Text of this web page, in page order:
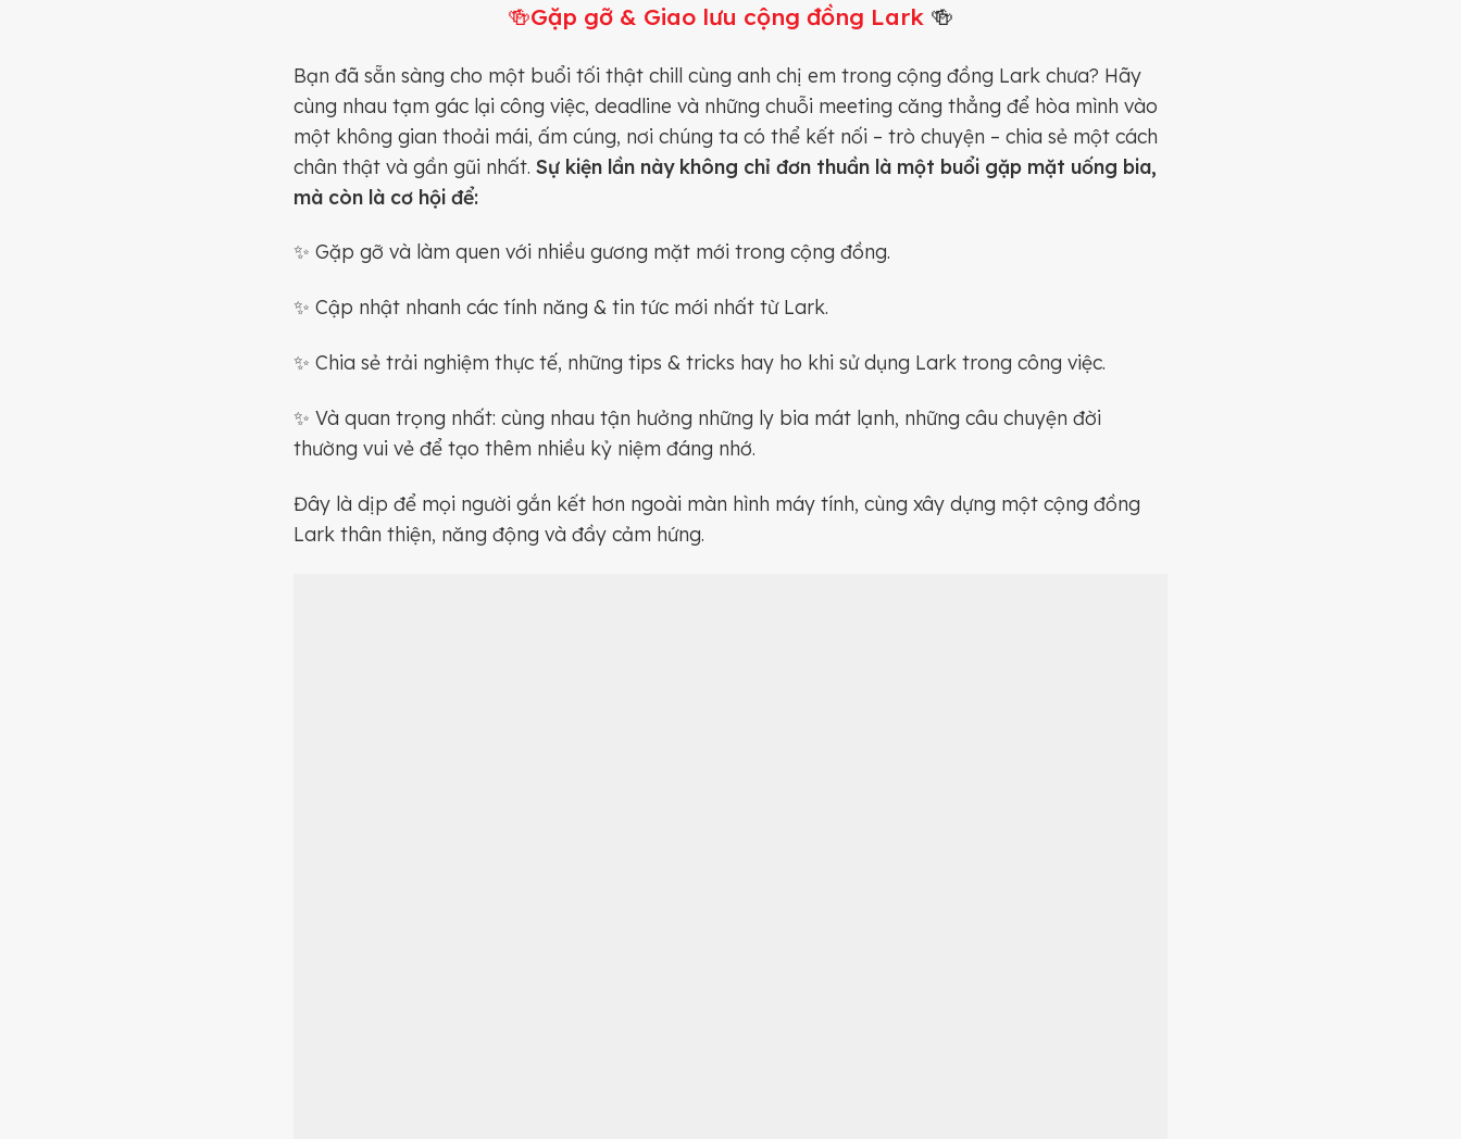
🍻Gặp gỡ & Giao lưu cộng đồng Lark🍻
Bạn đã sẵn sàng cho một buổi tối thật chill cùng anh chị em trong cộng đồng Lark chưa? Hãy
cùng nhau tạm gác lại công việc, deadline và những chuỗi meeting căng thẳng để hòa mình vào
một không gian thoải mái, ấm cúng, nơi chúng ta có thể kết nối – trò chuyện – chia sẻ một cách
chân thật và gần gũi nhất.Sự kiện lần này không chỉ đơn thuần là một buổi gặp mặt uống bia,
mà còn là cơ hội để:
✨ Gặp gỡ và làm quen với nhiều gương mặt mới trong cộng đồng.
✨ Cập nhật nhanh các tính năng & tin tức mới nhất từ Lark.
✨ Chia sẻ trải nghiệm thực tế, những tips & tricks hay ho khi sử dụng Lark trong công việc.
✨ Và quan trọng nhất: cùng nhau tận hưởng những ly bia mát lạnh, những câu chuyện đời
thường vui vẻ để tạo thêm nhiều kỷ niệm đáng nhớ.
Đây là dịp để mọi người gắn kết hơn ngoài màn hình máy tính, cùng xây dựng một cộng đồng
Lark thân thiện, năng động và đầy cảm hứng.